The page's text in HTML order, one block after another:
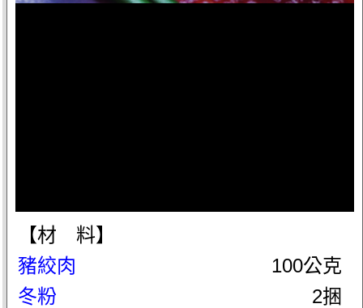
【材 料】
豬絞肉
100公克
冬粉
2捆